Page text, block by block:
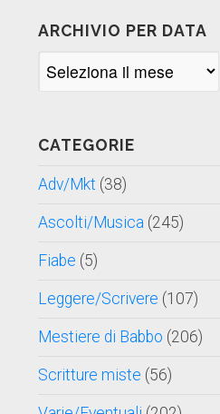
ARCHIVIO PER DATA
Archivio
CATEGORIE
Adv/Mkt (38)
Ascolti/Musica (245)
Fiabe (5)
Leggere/Scrivere (107)
Mestiere di Babbo (206)
Scritture miste (56)